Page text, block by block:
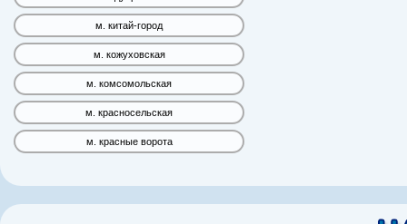
м. китай-город
м. кожуховская
м. комсомольская
м. красносельская
м. красные ворота